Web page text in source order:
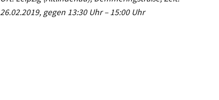
26.02.2019, gegen 13:30 Uhr – 15:00 Uhr